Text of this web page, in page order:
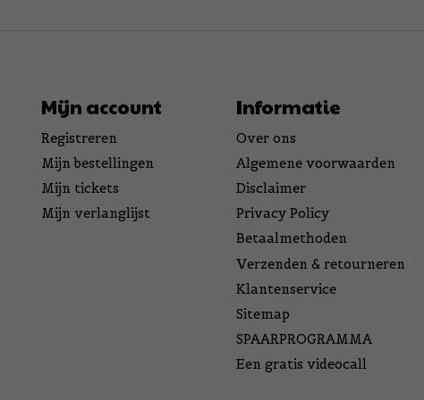
Mijn account
Registreren
Mijn bestellingen
Mijn tickets
Mijn verlanglijst
Informatie
Over ons
Algemene voorwaarden
Disclaimer
Privacy Policy
Betaalmethoden
Verzenden & retourneren
Klantenservice
Sitemap
SPAARPROGRAMMA
Een gratis videocall